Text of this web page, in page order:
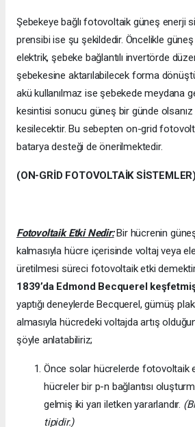
Şebekeye bağlı fotovoltaik güneş enerji
prensibi ise şu şekildedir. Öncelikle
elektrik, şebeke bağlantılı invertörde
şebekesine aktarılabilecek forma
akü kullanılmaz ise şebekede meydana
kesintisi sonucu güneş bir günde
kesilecektir. Bu sebepten on-grid
batarya desteği de önerilmektedir.
(ON-GRİD FOTOVOLTAİK SİSTEMLER)
Fotovoltaik Etki Nedir:Bir hücrenin güneş
kalmasıyla hücre içerisinde voltaj veya
üretilmesi süreci fotovoltaik etki
1839’da Edmond Becquerel
yaptığı deneylerde Becquerel, gümüş
almasıyla hücredeki voltajda artış
şöyle anlatabiliriz;
Önce solar hücrelerde fotovoltaik
hücreler bir p-n bağlantısı
gelmiş iki yarı iletken yararlandır.
tipidir.)